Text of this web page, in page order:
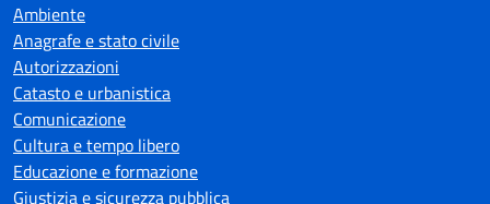
Ambiente
Anagrafe e stato civile
Autorizzazioni
Catasto e urbanistica
Comunicazione
Cultura e tempo libero
Educazione e formazione
Giustizia e sicurezza pubblica